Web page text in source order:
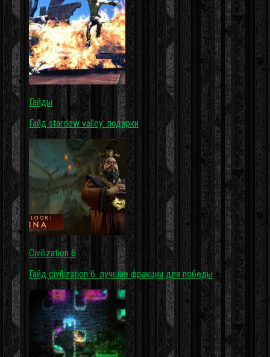
Гайды
Гайд stardew valley: подарки
Civilization 6
Гайд civilization 6. лучшие фракции для победы